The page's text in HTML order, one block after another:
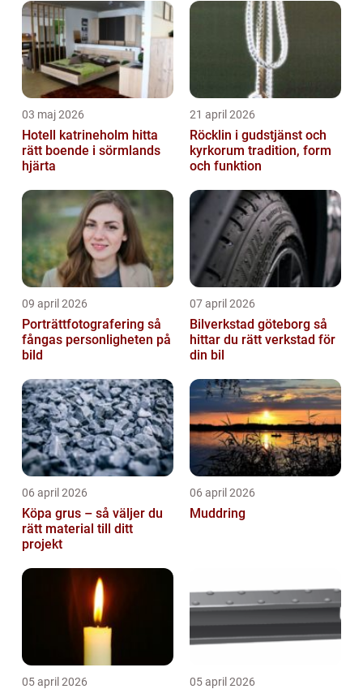
03 maj 2026
Hotell katrineholm hitta
rätt boende i sörmlands
hjärta
21 april 2026
Röcklin i gudstjänst och
kyrkorum tradition, form
och funktion
09 april 2026
Porträttfotografering så
fångas personligheten på
bild
07 april 2026
Bilverkstad göteborg så
hittar du rätt verkstad för
din bil
06 april 2026
Köpa grus – så väljer du
rätt material till ditt
projekt
06 april 2026
Muddring
05 april 2026 05 april 2026